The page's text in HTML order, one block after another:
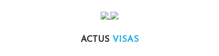
ACTUS VISAS